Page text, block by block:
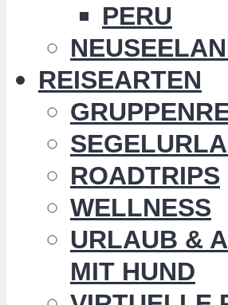
PERU
REISEARTEN
ROADTRIPS
WELLNESS
URLAUB &
MIT HUND